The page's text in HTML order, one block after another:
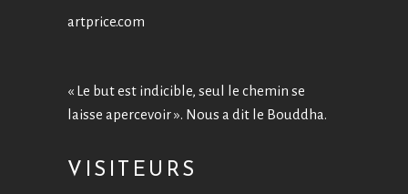
artprice.com
« Le but est indicible, seul le chemin se
laisse apercevoir ». Nous a dit le Bouddha.
VISITEURS